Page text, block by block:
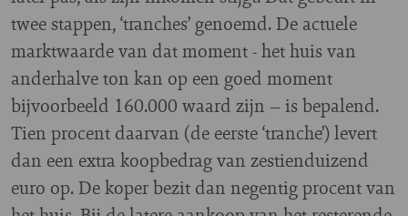
twee stappen, ‘tranches’ genoemd. De actuele
marktwaarde van dat moment - het huis van
anderhalve ton kan op een goed moment
bijvoorbeeld 160.000 waard zijn – is bepalend.
Tien procent daarvan (de eerste ‘tranche’) levert
dan een extra koopbedrag van zestienduizend
euro op. De koper bezit dan negentig procent van